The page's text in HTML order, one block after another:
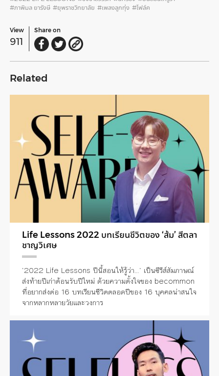
#ภาพิมล ยารังษี #ยุพราชวิทยาลัย #เพลงลูกทุ่ง #โฟล์ค
View
911
Share on
Related
Life Lessons 2022 บทเรียนชีวิตของ ‘ส้ม’ สีตลา
ชาญวิเศษ
‘2022 Life Lessons ปีนี้สอนให้รู้ว่า…’ เป็นซีรีส์สัมภาษณ์
ส่งท้ายปีเก่าต้อนรับปีใหม่ ด้วยความตั้งใจของ becommon
ที่อยากส่งต่อ 16 บทเรียนชีวิตตลอดปีของ 16 บุคคลน่าสนใจ
จากหลากหลายวัยและวงการ